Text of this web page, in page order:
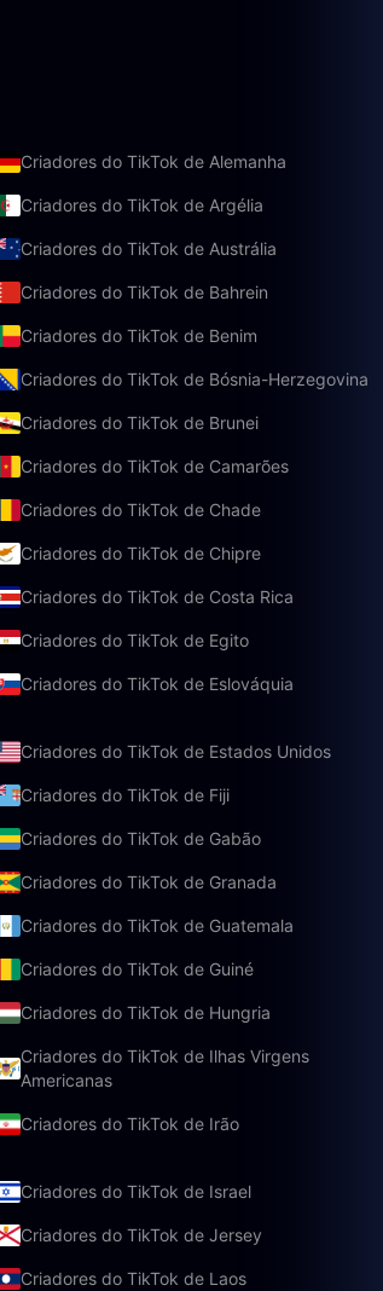
Criadores do TikTok de Alemanha
Criadores do TikTok de Argélia
Criadores do TikTok de Austrália
Criadores do TikTok de Bahrein
Criadores do TikTok de Benim
Criadores do TikTok de Bósnia-Herzegovina
Criadores do TikTok de Brunei
Criadores do TikTok de Camarões
Criadores do TikTok de Chade
Criadores do TikTok de Chipre
Criadores do TikTok de Costa Rica
Criadores do TikTok de Egito
Criadores do TikTok de Eslováquia
Criadores do TikTok de Estados Unidos
Criadores do TikTok de Fiji
Criadores do TikTok de Gabão
Criadores do TikTok de Granada
Criadores do TikTok de Guatemala
Criadores do TikTok de Guiné
Criadores do TikTok de Hungria
Criadores do TikTok de Ilhas Virgens
Americanas
Criadores do TikTok de Irão
Criadores do TikTok de Israel
Criadores do TikTok de Jersey
Criadores do TikTok de Laos